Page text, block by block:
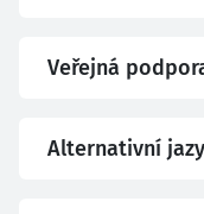
Veřejná
Alternativní